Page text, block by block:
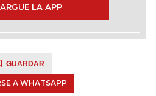
LA APP
GUARDAR
A WHATSAPP